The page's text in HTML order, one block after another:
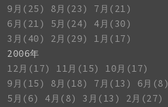
9月(25)
8月(23)
7月(21)
6月(21)
5月(24)
4月(30)
3月(40)
2月(29)
1月(17)
2006年
12月(17)
11月(15)
10月(17)
9月(15)
8月(18) 7月(13)
6月(8)
5月(6)
4月(8) 3月(13) 2月(27)